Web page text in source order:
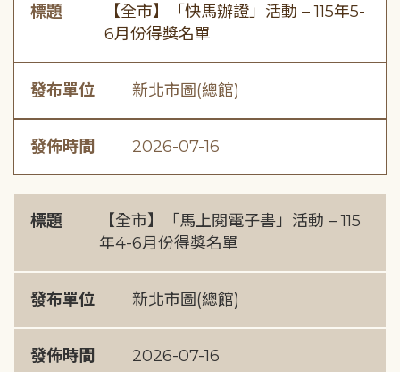
標題
【全市】「快馬辦證」活動 – 115年5-
6月份得獎名單
發布單位 新北市圖(總館)
發佈時間 2026-07-16
標題
【全市】「馬上閱電子書」活動 – 115
年4-6月份得獎名單
發布單位 新北市圖(總館)
發佈時間 2026-07-16